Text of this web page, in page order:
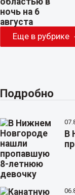
Еще в рубрике
Подробно
В